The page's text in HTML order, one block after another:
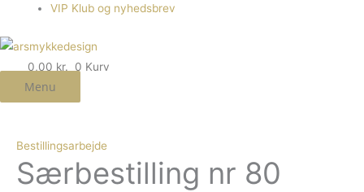
VIP Klub og nyhedsbrev
0,00 kr. 0 Kurv
Menu
Bestillingsarbejde
Særbestilling nr 80